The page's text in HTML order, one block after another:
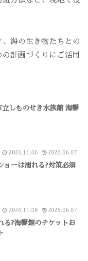
海の生き物たちとの
計画づくりにご活用
しものせき水族館 海響
2024.11.06 2026.06.07
ョーは濡れる?対策必須
2024.11.08 2026.06.07
る?海響館のチケットお